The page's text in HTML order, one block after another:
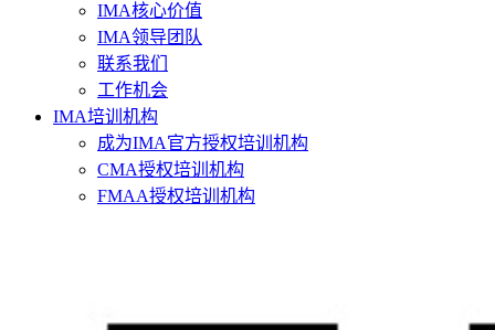
IMA核心价值
IMA领导团队
联系我们
工作机会
IMA培训机构
成为IMA官方授权培训机构
CMA授权培训机构
FMAA授权培训机构